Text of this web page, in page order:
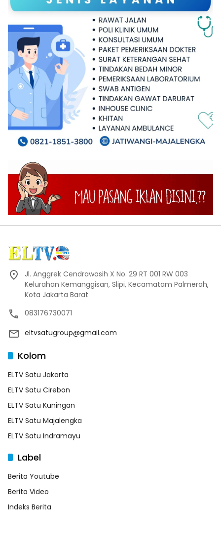
Jl. Anggrek Cendrawasih X No. 29 RT 001 RW 003
Kelurahan Kemanggisan, Slipi, Kecamatam Palmerah,
Kota Jakarta Barat
083176730071
eltvsatugroup@gmail.com
Kolom
ELTV Satu Jakarta
ELTV Satu Cirebon
ELTV Satu Kuningan
ELTV Satu Majalengka
ELTV Satu Indramayu
Label
Berita Youtube
Berita Video
Indeks Berita